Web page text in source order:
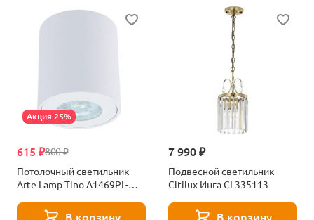
Акция 25%
800 ₽
615 ₽
Потолочный светильник
Arte Lamp Tino A1469PL-
В корзину
7 990 ₽
Подвесной светильник
Citilux Инга CL335113
В корзину